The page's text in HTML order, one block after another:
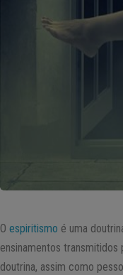
Oespiritismo é uma
ensinamentos
doutrina, assim como